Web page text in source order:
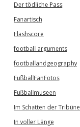
Der tödliche Pass
Fanartisch
Flashscore
football arguments
footballandgeography
FußballFanFotos
Fußballmuseen
Im Schatten der Tribüne
In voller Länge